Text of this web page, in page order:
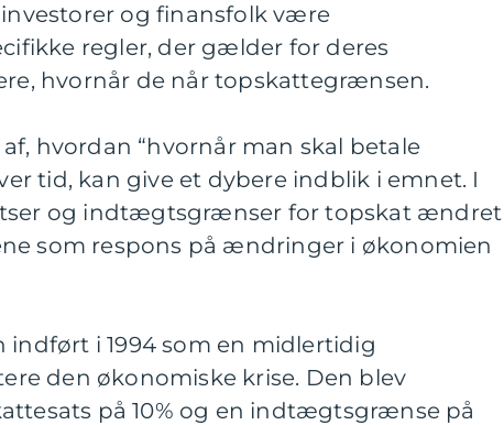
og finansfolk være
regler, der gælder for deres
hvornår de når topskattegrænsen.
hvordan “hvornår man skal betale
tid, kan give et dybere indblik i emnet. I
og indtægtsgrænser for topskat ændret
som respons på ændringer i økonomien
i 1994 som en midlertidig
den økonomiske krise. Den blev
på 10% og en indtægtsgrænse på